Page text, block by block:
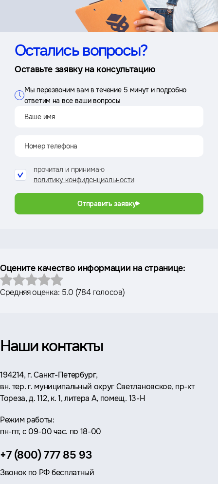
Остались вопросы?
Оставьте заявку на консультацию
Мы перезвоним вам в течение 5 минут и подробно
ответим на все ваши вопросы
прочитал и принимаю
политику конфиденциальности
Отправить заявку
Оцените качество информации на странице:
Средняя оценка: 5.0 (784 голосов)
Наши контакты
Адрес:
194214, г. Санкт-Петербург,
вн. тер. г. муниципальный округ Светлановское, пр-кт
Тореза, д. 112, к. 1, литера А, помещ. 13-Н
Режим работы:
пн-пт, с 09-00 час. по 18-00
Телефон:
+7 (800) 777 85 93
Звонок по РФ бесплатный